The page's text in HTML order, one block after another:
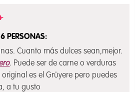
PERSONAS:
Cuanto más dulces sean,mejor.
. Puede ser de carne o verduras
original es el Grüyere pero puedes
a tu gusto